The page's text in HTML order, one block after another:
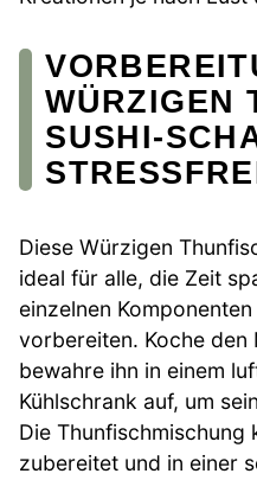
WÜRZIGEN
SUSHI-
Diese Würzigen
ideal für alle, die Zeit
einzelnen
vorbereiten. Koche den
bewahre ihn in einem
Kühlschrank auf, um
Die Thunfischmischung
zubereitet und in einer